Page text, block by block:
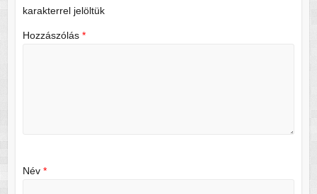
karakterrel jelöltük
Hozzászólás *
Név *